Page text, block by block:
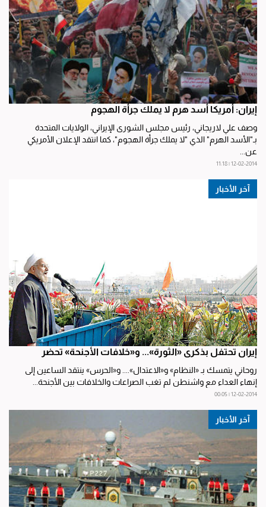
إيران: أمريكا أسد هرم لا يملك جرأة الهجوم
وصف علي لاريجاني، رئيس مجلس الشورى الإيراني، الولايات المتحدة
بـ"الأسد الهرم" الذي "لا يملك جرأة الهجوم"، كما انتقد الإعلان الأمريكي
عن...
12-02-2014 | 11:18
آخر الأخبار
إيران تحتفل بذكرى «الثورة»... و«خلافات الأجنحة» تحضر
روحاني يتمسك بـ «النظام» و«الاعتدال».... و«الحرس» ينتقد الساعين إلى
إنهاء العداء مع واشنطن لم تغب الصراعات والخلافات بين الأجنحة...
12-02-2014 | 00:05
آخر الأخبار